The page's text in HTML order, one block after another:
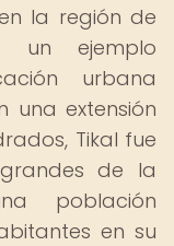
la región de
un ejemplo
urbana
una extensión
Tikal fue
de la
población
en su